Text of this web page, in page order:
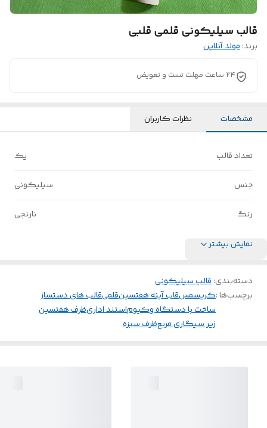
قالب سیلیکونی قلمی قلبی
برند:مولد آنلاین
24 ساعت مهلت تست و تعویض
مشخصات نظرات کاربران
تعداد قالب یک
جنس سیلیکونی
رنگ نارنجی
نمایش بیشتر
دسته‌بندی:قالب سیلیکونی
برچسب‌ها :کریسمسقاب آینه هفتسینقلمیقالب های دستساز
ساخت با دستگاه وکیوماستند اداریظرف هفتسین
زیر سیگاری مربعظرف سبزه